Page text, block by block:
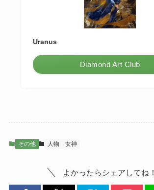
Uranus
Diamond Art Club
その他 人物 女神
よかったらシェアしてね！